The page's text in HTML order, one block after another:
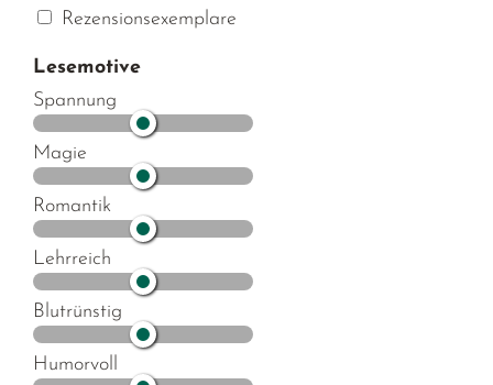
Rezensionsexemplare
Lesemotive
Spannung
Magie
Romantik
Lehrreich
Blutrünstig
Humorvoll